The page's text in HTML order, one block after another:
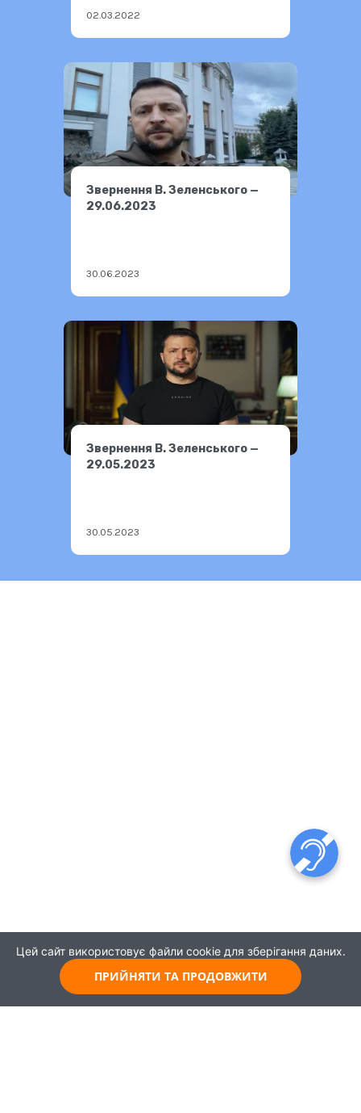
02.03.2022
Звернення В. Зеленського —
29.06.2023
30.06.2023
Звернення В. Зеленського —
29.05.2023
30.05.2023
Цей сайт використовує файли cookie для зберігання даних.
ПРИЙНЯТИ ТА ПРОДОВЖИТИ